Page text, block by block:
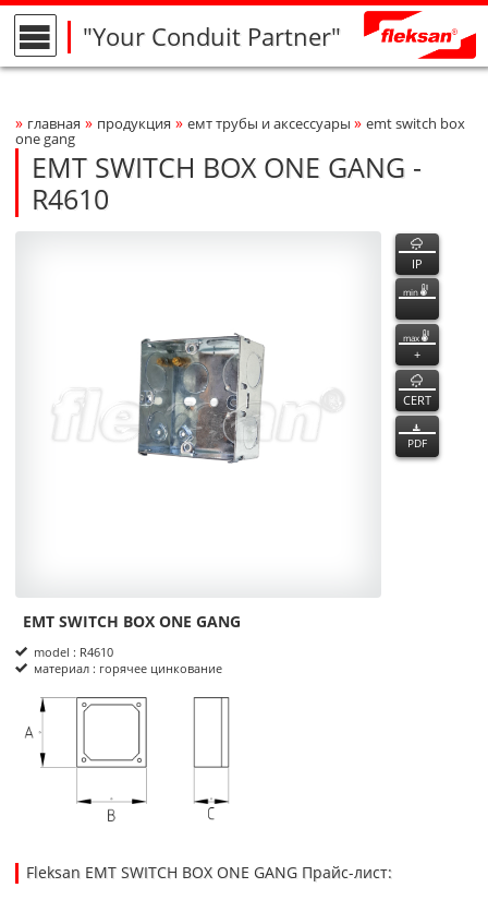
"Your Conduit Partner"
Breadcrumbs Navigation
» главная » продукция » емт трубы и аксессуары » emt switch box
one gang
EMT SWITCH BOX ONE GANG -
R4610
R4610
R4610 функции
IP
min
max
+
CERT
PDF
Product Informations
EMT SWITCH BOX ONE GANG
model : R4610
материал : горячее цинкование
размеры
Fleksan EMT SWITCH BOX ONE GANG Прайс-лист: